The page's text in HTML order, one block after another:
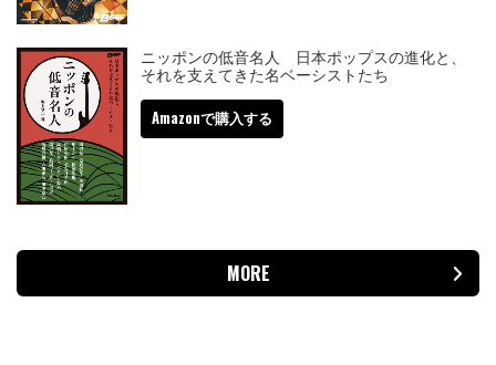
ニッポンの低音名人 日本ポップスの進化と、
それを支えてきた名ベーシストたち
Amazonで購入する
MORE